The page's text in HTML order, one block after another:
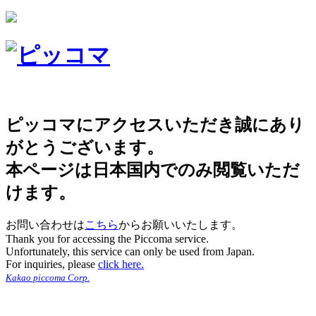
ピッコマにアクセスいただき誠にあり
がとうございます。
本ページは日本国内でのみ閲覧いただ
けます。
お問い合わせはこちらからお願いいたします。
Thank you for accessing the Piccoma service.
Unfortunately, this service can only be used from Japan.
For inquiries, please click here.
Kakao piccoma Corp.